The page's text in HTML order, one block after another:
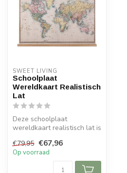
SWEET LIVING
Schoolplaat
Wereldkaart Realistisch
Lat
Deze schoolplaat
wereldkaart realistisch lat is
Living co...
€79,95 €67,96
Op voorraad